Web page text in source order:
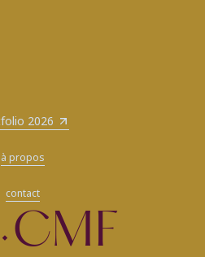
2026
à propos
contact
• CMF